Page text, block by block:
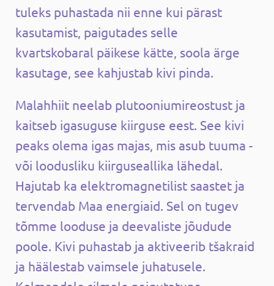
tuleks puhastada nii enne kui pärast
kasutamist, paigutades selle
kvartskobaral päikese kätte, soola ärge
kasutage, see kahjustab kivi pinda.
Malahhiit neelab plutooniumireostust ja
kaitseb igasuguse kiirguse eest. See kivi
peaks olema igas majas, mis asub tuuma -
või loodusliku kiirguseallika lähedal.
Hajutab ka elektromagnetilist saastet ja
tervendab Maa energiaid. Sel on tugev
tõmme looduse ja deevaliste jõudude
poole. Kivi puhastab ja aktiveerib tšakraid
ja häälestab vaimsele juhatusele.